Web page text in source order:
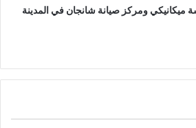
ميكانيكي ومركز صيانة شانجان في المدينة